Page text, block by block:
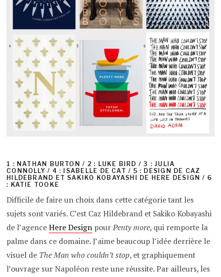
1 : NATHAN BURTON / 2 : LUKE BIRD / 3 : JULIA
CONNOLLY / 4 : ISABELLE DE CAT / 5 : DESIGN DE CAZ
HILDEBRAND ET SAKIKO KOBAYASHI DE HERE DESIGN / 6
: KATIE TOOKE
Difficile de faire un choix dans cette catégorie tant les
sujets sont variés. C’est Caz Hildebrand et Sakiko Kobayashi
de l’agenceHere Design pourPenty more, qui remporte la
palme dans ce domaine. J’aime beaucoup l’idée derrière le
visuel de The Man who couldn’t stop, et graphiquement
l’ouvrage sur Napoléon reste une réussite. Par ailleurs, les